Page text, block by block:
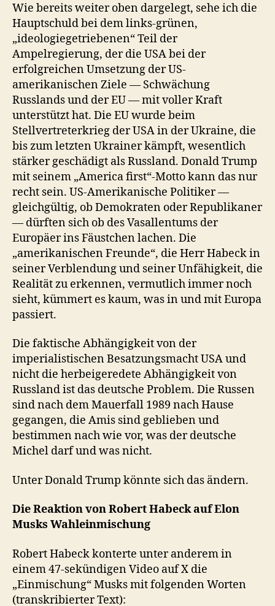
Wie bereits weiter oben dargelegt, sehe ich die
Hauptschuld bei dem links-grünen,
„ideologiegetriebenen“ Teil der
Ampelregierung, der die USA bei der
erfolgreichen Umsetzung der US-
amerikanischen Ziele — Schwächung
Russlands und der EU — mit voller Kraft
unterstützt hat. Die EU wurde beim
Stellvertreterkrieg der USA in der Ukraine, die
bis zum letzten Ukrainer kämpft, wesentlich
stärker geschädigt als Russland. Donald Trump
mit seinem „America first“-Motto kann das nur
recht sein. US-Amerikanische Politiker —
gleichgültig, ob Demokraten oder Republikaner
— dürften sich ob des Vasallentums der
Europäer ins Fäustchen lachen. Die
„amerikanischen Freunde“, die Herr Habeck in
seiner Verblendung und seiner Unfähigkeit, die
Realität zu erkennen, vermutlich immer noch
sieht, kümmert es kaum, was in und mit Europa
passiert.
Die faktische Abhängigkeit von der
imperialistischen Besatzungsmacht USA und
nicht die herbeigeredete Abhängigkeit von
Russland ist das deutsche Problem. Die Russen
sind nach dem Mauerfall 1989 nach Hause
gegangen, die Amis sind geblieben und
bestimmen nach wie vor, was der deutsche
Michel darf und was nicht.
Unter Donald Trump könnte sich das ändern.
Die Reaktion von Robert Habeck auf Elon
Musks Wahleinmischung
Robert Habeck konterte unter anderem in
einem 47-sekündigen Video auf X die
„Einmischung“ Musks mit folgenden Worten
(transkribierter Text):